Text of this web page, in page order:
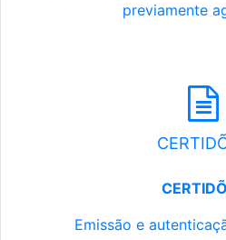
previamente
Emissão e